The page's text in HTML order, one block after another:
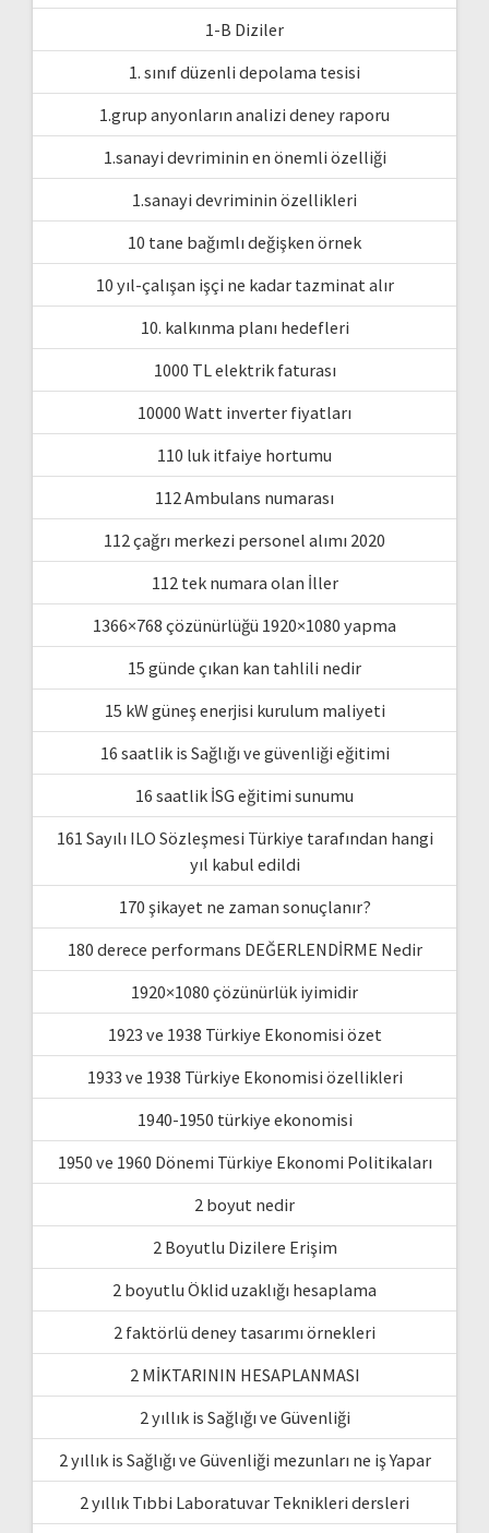
1-B Diziler
1. sınıf düzenli depolama tesisi
1.grup anyonların analizi deney raporu
1.sanayi devriminin en önemli özelliği
1.sanayi devriminin özellikleri
10 tane bağımlı değişken örnek
10 yıl-çalışan işçi ne kadar tazminat alır
10. kalkınma planı hedefleri
1000 TL elektrik faturası
10000 Watt inverter fiyatları
110 luk itfaiye hortumu
112 Ambulans numarası
112 çağrı merkezi personel alımı 2020
112 tek numara olan İller
1366×768 çözünürlüğü 1920×1080 yapma
15 günde çıkan kan tahlili nedir
15 kW güneş enerjisi kurulum maliyeti
16 saatlik is Sağlığı ve güvenliği eğitimi
16 saatlik İSG eğitimi sunumu
161 Sayılı ILO Sözleşmesi Türkiye tarafından hangi
yıl kabul edildi
170 şikayet ne zaman sonuçlanır?
180 derece performans DEĞERLENDİRME Nedir
1920×1080 çözünürlük iyimidir
1923 ve 1938 Türkiye Ekonomisi özet
1933 ve 1938 Türkiye Ekonomisi özellikleri
1940-1950 türkiye ekonomisi
1950 ve 1960 Dönemi Türkiye Ekonomi Politikaları
2 boyut nedir
2 Boyutlu Dizilere Erişim
2 boyutlu Öklid uzaklığı hesaplama
2 faktörlü deney tasarımı örnekleri
2 MİKTARININ HESAPLANMASI
2 yıllık is Sağlığı ve Güvenliği
2 yıllık is Sağlığı ve Güvenliği mezunları ne iş Yapar
2 yıllık Tıbbi Laboratuvar Teknikleri dersleri